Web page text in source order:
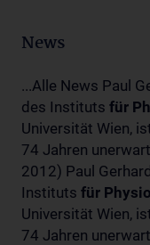
News
...Alle News Paul
des Instituts für
Universität Wien,
74 Jahren
2012) Paul
Instituts für
Universität Wien,
74 Jahren